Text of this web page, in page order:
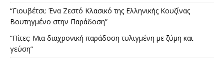
“Γιουβέτσι: Ένα Ζεστό Κλασικό της Ελληνικής Κουζίνας
Βουτηγμένο στην Παράδοση”
“Πίτες: Μια διαχρονική παράδοση τυλιγμένη με ζύμη και
γεύση”